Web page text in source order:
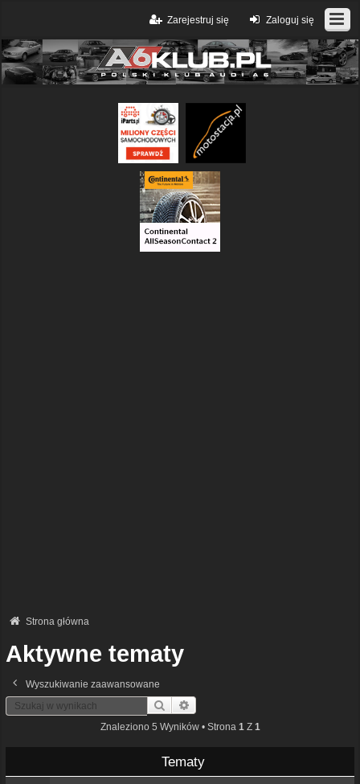
Zaloguj się
Zarejestruj się
Strona główna
Aktywne tematy
Wyszukiwanie zaawansowane
Szukaj
Znaleziono 5 Wyników • Strona 1 Z 1
Tematy